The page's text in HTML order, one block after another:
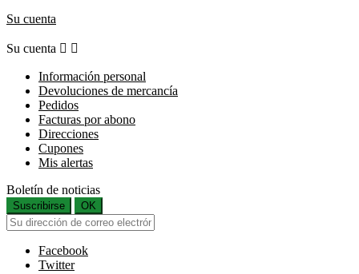
Su cuenta
Su cuenta  
Información personal
Devoluciones de mercancía
Pedidos
Facturas por abono
Direcciones
Cupones
Mis alertas
Boletín de noticias
Suscribirse OK
Facebook
Twitter